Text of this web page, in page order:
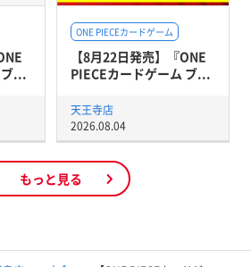
ONE PIECEカードゲーム
【8月22日発売】『ONE
PIECEカードゲーム ブ...
天王寺店
2026.08.04
...
もっと見る